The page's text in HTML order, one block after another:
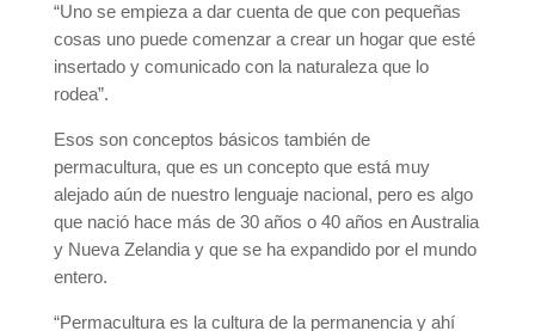
“Uno se empieza a dar cuenta de que con pequeñas
cosas uno puede comenzar a crear un hogar que esté
insertado y comunicado con la naturaleza que lo
rodea”.
Esos son conceptos básicos también de
permacultura, que es un concepto que está muy
alejado aún de nuestro lenguaje nacional, pero es algo
que nació hace más de 30 años o 40 años en Australia
y Nueva Zelandia y que se ha expandido por el mundo
entero.
“Permacultura es la cultura de la permanencia y ahí